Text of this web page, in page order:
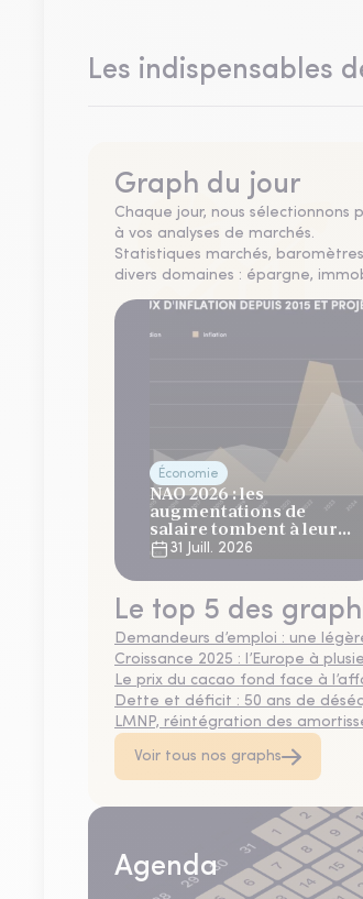
Les indispensables
Graph du jour
Chaque jour, nous
à vos analyses de marchés.
Statistiques marchés,
divers domaines : épargne,
Économie
NAO 2026 : les
augmentations de
salaire tombent à leur
plus bas niveau depuis 4
ans
31 Juill. 2026
Le top 5 des
Demandeurs d’emploi : une
Croissance 2025 : l’Europe à
Le prix du cacao fond face à
Dette et déficit : 50 ans de
LMNP, réintégration des
Voir tous nos graphs
Agenda